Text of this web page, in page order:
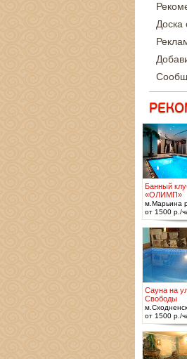
Доска
Банный
«ОЛИМП»
м.Марьина
от 1500 р./
Сауна на
Свободы
от 1500 р./